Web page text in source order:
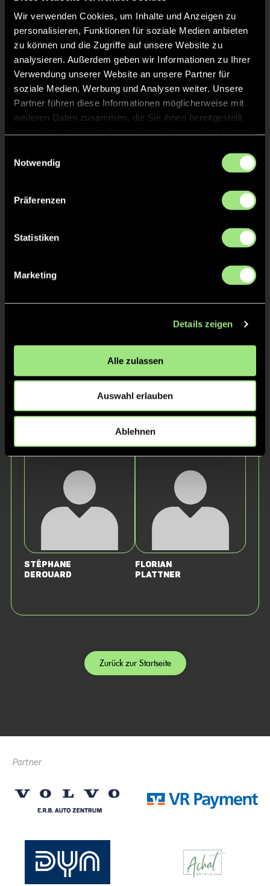
Wir verwenden Cookies, um Inhalte und Anzeigen zu
personalisieren, Funktionen für soziale Medien anbieten
zu können und die Zugriffe auf unsere Website zu
analysieren. Außerdem geben wir Informationen zu Ihrer
Verwendung unserer Website an unsere Partner für
soziale Medien, Werbung und Analysen weiter. Unsere
Partner führen diese Informationen möglicherweise mit
weiteren Daten zusammen, die Sie ihnen bereitgestellt
Notwendig
Präferenzen
Statistiken
Marketing
Details zeigen
Alle zulassen
Auswahl erlauben
Ablehnen
Anton
K.
Max
M.
Staff
Maaike
Löhle
Stéphane
Derouard
Florian
Plattner
Zurück zur Startseite
Partner